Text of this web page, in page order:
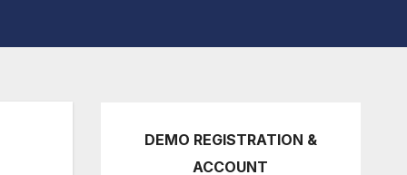
DEMO REGISTRATION &
ACCOUNT